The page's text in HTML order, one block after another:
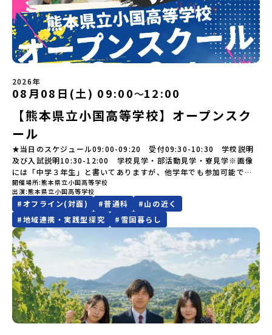
レルギー対応希望にはお応えしかねる場合がございます。対応が必
要な場合は必ず事前にご相談ください。・参加取消や急遽参加でき
なくなった場合について参加決定後の参加お取り消しはご遠慮下さ
い。やむを得ないお取り消しの場合はお早めに事務局までご連絡く
ださい。・キャンセルポリシーやむを得ない参加お取り消しの場
い。プログラム開催日の前日＜7月27日＞から、【キャンセルのご連
絡日：お支払いいただく旅行代金】・21日目にあたる日以前：無
料・20日目-8日目：20％・7日目-2日目：30％・プログラム開始日
の前日：40％・プログラム開始日当日：50％・ご連絡無しでの不参
加またはプログラム開始後の解除：100％・催行中止について天候な
どの状況等によって開催を見合わせる可能性があります。その場合
は原則、開催日1週間前までにご連絡いたします。又、最少催行人数
に達しなかった場合は、開催日3週間前までに催行中止の旨をメール
にてご連絡いたします。・よくあるご質問その他、よくあるご質問
についてはこちらをご確認ください。運営団体について＜プログラ
ム主催：一般財団法人地域・教育魅力化プラットフォーム＞「意志
ある若者にあふれる持続可能な地域・社会をつくる」というビジョ
ンを掲げ、2017年3月に島根県に設立した教育事業団体です。日本
全国約200の高校と連携しながら、中学卒業後に地域の枠を越えて生
徒一人ひとりの夢や価値観に合った地域・学校で1〜3年間過ごすこ
とができるシステム「地域みらい留学」をはじめとした、教育事業
や地域活性モデルをつくり続けています。名 称：一般財団法人地
域・教育魅力化プラットフォーム設 立：2017年3月代表者：岩本
悠所在地：〒690-0842 島根県松江市東本町二丁目25-6 みらい
BASE2階 その他所在地公式HP：http://c-platform.or.jp/お問い
合わせ先担当：小川・小原E-mail：info@miratabi.jp「おためし
地域留学体験」のプログラム開催情報を公式LINEにて配信中！ぜひ
場合は、当選を取り消しとさせていただきます。当選取り消しがあ
った場合は、繰り上げ当選者へご連絡させていただきます。登録メ
ールアドレスの変更をご希望の場合は下記の地域みらい留学公式
LINEよりご連絡をお願いします。※受信制限設定をしていると、通
知メールをお受け取りいただけません。その場合は、
します。※結果に関する個別のお問合せにはお答えしておりません
ので、ご了承ください。・お申し込みについてお申込はお一人様1回
限りです。PC・スマートフォンからお申込ください。申込後の内容
変更はできません。お申込時は、メールアドレスの入力間違いにご
注意ください。・宿泊について１室に複数(同性2～4名程度)で宿泊
いただく予定です。・食事アレルギー対応について個別の詳細なア
レルギー対応希望にはお応えしかねる場合がございます。対応が必
要な場合は必ず事前にご相談ください。・参加取消や急遽参加でき
なくなった場合について参加決定後の参加お取り消しはご遠慮下さ
い。やむを得ないお取り消しの場合はお早めに事務局までご連絡く
ださい。・キャンセルポリシーやむを得ない参加お取り消しの場
合、以下のルールに沿って対応させていただきます。ご了承くださ
い。プログラム開催日の前日＜8月2日＞から、【キャンセルのご連
絡日：お支払いいただく旅行代金】・21日目にあたる日以前：無
料・20日目-8日目：20％・7日目-2日目：30％・プログラム開始日
の前日：40％・プログラム開始日当日：50％・ご連絡無しでの不参
加またはプログラム開始後の解除：100％・催行中止について天候な
どの状況等によって開催を見合わせる可能性があります。その場合
は原則、開催日1週間前までにご連絡いたします。又、最少催行人数
に達しなかった場合は、開催日3週間前までに催行中止の旨をメール
にてご連絡いたします。・よくあるご質問その他、よくあるご質問
についてはこちらをご確認ください。運営団体について＜プログラ
てプログラムを変更する場合がございます。参加概要【開催場所】
岩手県八幡平市【実施日程】8月3日（月）〜8月5日（水）※参加が
確定した方には7月9日(木) 18:30～20：00に 「参加者向け事前オ
ンラインセッション」をご案内する予定です。【集合場所・時間】
盛岡駅 8月3日(月)12:00 集合【解散場所・時間】盛岡駅 8月5日(水)
14:30 解散【対象】中学2年生、中学3年生【宿泊先】ペンションき
代金】無料※旅行代金に含まれる費用のうち、以下の内容が無料と
なります：・宿泊費（2泊分）・プログラム内のアクティビティ・体
験費用・一部の食事代*以下の費用は参加者のご負担となります・集
合場所までの往復交通費・お土産代や自由時間の個人飲食費などの
個人的費用【募集人数】最大10名（お申し込み多数の場合は抽選の
上決定）【参加者決定】お申し込み多数の場合は、締め切り後1週間
を目途に当落結果をご連絡いたします。【申し込み締切】6月8日
(月)12：00 から 6月22日(月) 12：00まで疑問も不安もワクワクに
変える！「おためし地域留学」ステップアップ説明会プログラムの
内容を詳しく知りたい方や、お申し込みを迷われている方向けに
Zoomでのオンライン配信を行います。知りたい情報のレベルに合
わせて、以下の2つのステップをご活用ください。【STEP 1】全体
オンライン説明会（アーカイブ動画を公開中！）〜まずは「おため
し地域留学」を知りたい方へ〜日本全国20以上の地域から選んで参
加できる「おためし地域留学」の全体像や魅力について、説明会を
開催しました。中学生一人での参加にあたり、保護者様が特に気に
なる「安全面」や「事務局のサポート体制」についても詳しく解説
しています。ぜひ、ご自宅からお気軽にご視聴ください。🎬 [アーカ
イブ動画を視聴する]YouTube：
https://youtu.be/Yt8nd04aNgA?si=e5erbspvwz5O8_uF
【STEP 2】プログラム説明会〜「八幡平市」の内容をもっと知りし
の営みの一部として共生してきた風土が存在します。標津高校で
は、地域と連携して「食」を考える「フードデザイン」の授業がお
すすめの一つです。生徒たちが地元の素材を活かしたメニュー開発
を行い、町内の学校給食に「標高給食DAY」としてオリジナル給食
を提供しています。地域のイベントにも出展して広く地元の方へ届
行う高校生たちと一緒に夕食づくりを体験。地域の食文化と向き合
っている先輩から直接話を聞くことができます🎵先輩たちとの交流
は、きっと「未来へのヒント」が見つかるきっかけになります。そ
んな他にはないスペシャルな魅力がギュッと詰まった北海道標津町
でアクティビティをしたり、五感で感じるフィールドワークをしな
がら「雄大な自然と生き物」「伝統的な産業と人々の暮らし」の魅
力に触れ一緒に探求しませんか？体験のおすすめポイント体験プロ
グラム内容（予定）＜１日目＞（PM）「オリエンテーション・自己
紹介ワーク」「サーモン科学館見学」 -「鮭の聖地・しべつ」の歴
史や成り立ちを知る「夕食」 -高校生も一緒にみんなで夕食「1日
目の振り返り会」＜2日目＞（AM）「 ポー川史跡公園散策または渓
流釣り体験」 -1万年前の縄文文化に触れる -渓流釣りで自然を満
喫（PM）「地引網体験」 -地元の方との交流「自由時間：海の公
園で高校生とあそぶ！かたる！」 -高校生との交流「みんなで
BBQ・花火大会」 -さらにまちの人たちと交流＜3日目＞（AM）
「3日間の振り返りワーク」 -みんなで振り返り対話（PM） 13：
00 解散 (中標津空港 13：30頃到着)※14：50 中標津空港発 (羽田
空港16：45着)便を利用する想定※天候の状況や参加人数によってプ
ログラムを変更する場合がございます。参加概要【開催場所】北海
道標津町【実施日程】8月4日（火）〜 8月6日（木）※参加が確定し
た方には7月10日(金) 18：30～20：00に「参加者向け事前オンラ
イン研修」をご案内する予定です。必ず参加をお願いします。【集合
ェックして送信！③横田高校から返信メール（質問回答）が届く。
④日程を相談のうえ、オンライン相談や現地見学を実施。※本校へ
の進学希望者ではなくても、「県外進学」「寮生活」などの情報提
供も可能です。情報収集の一環としてご活用ください！
2026年
08月08日(土) 09:00〜12:00
【熊本県立小国高等学校】オープンスク
ール
★当日のスケジュール09:00-09:20 受付09:30-10:30 学校説明
及び入試説明10:30-12:00 学校見学・部活動見学・寮見学※画像
には「中学３年生」と書いてありますが、他学年でも参加可能で
す！
開催場所 熊本県立小国高等学校
出演 熊本県立小国高等学校
#オフライン(対面) #普通科 #山の近く
#地域連携・実践型探究 #雪国暮らし